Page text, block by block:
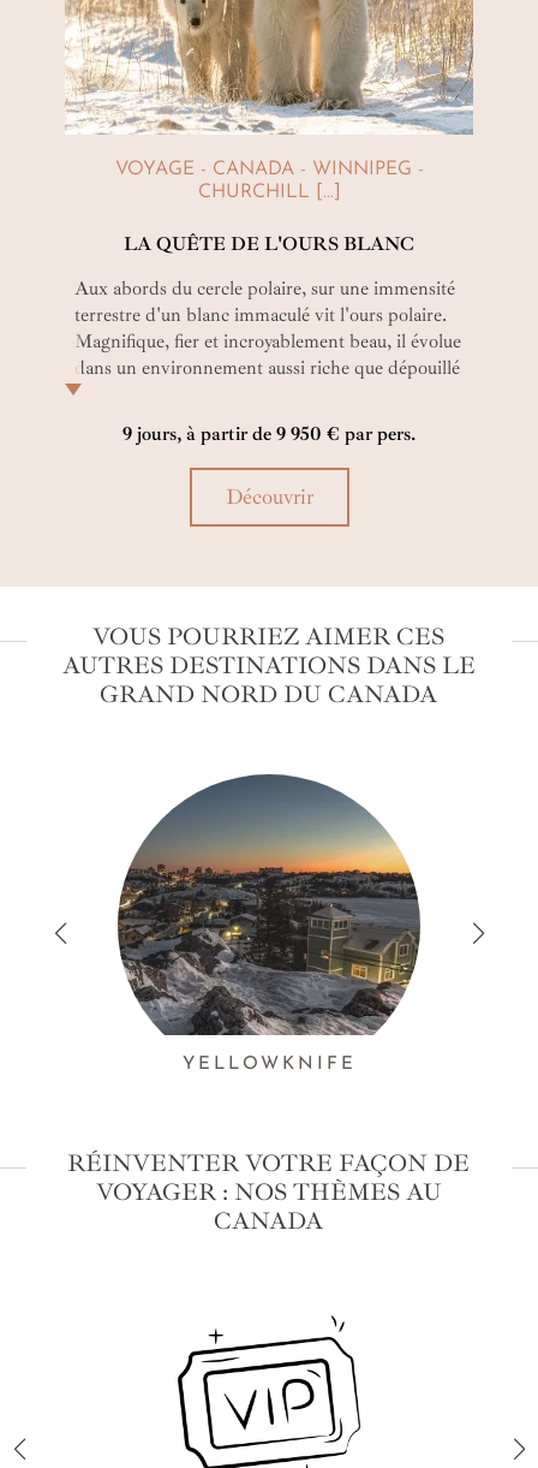
VOYAGE - CANADA - WINNIPEG -
CHURCHILL [...]
LA QUÊTE DE L'OURS BLANC
Aux abords du cercle polaire, sur une immensité
terrestre d'un blanc immaculé vit l'ours polaire.
Magnifique, fier et incroyablement beau, il évolue
dans un environnement aussi riche que dépouillé
et offre un spectacle naturel éblouissant et empli
de tendresse. C'est à cet endroit que votre
imaginaire rencontrera cette réalité
déconcertante de réalité et que vos rêves
d'enfants se réaliseront. Êtes-vous prêts pour
cette rencontre du troisième type ?
9 jours, à partir de 9 950 € par pers.
Découvrir
VOUS POURRIEZ AIMER CES
AUTRES DESTINATIONS DANS LE
GRAND NORD DU CANADA
YELLOWKNIFE
RÉINVENTER VOTRE FAÇON DE
VOYAGER : NOS THÈMES AU
CANADA